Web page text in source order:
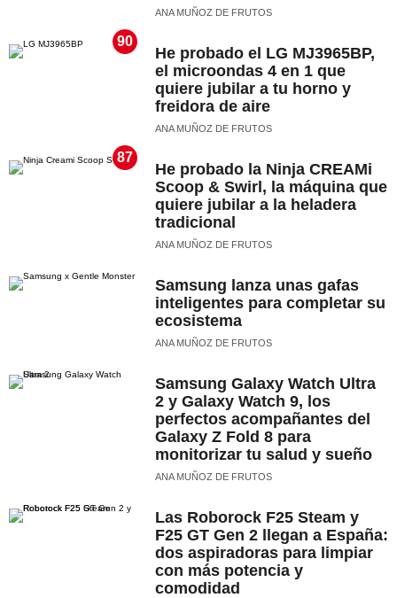
ANA MUÑOZ DE FRUTOS
90
He probado el LG MJ3965BP,
el microondas 4 en 1 que
quiere jubilar a tu horno y
freidora de aire
ANA MUÑOZ DE FRUTOS
87
He probado la Ninja CREAMi
Scoop & Swirl, la máquina que
quiere jubilar a la heladera
tradicional
ANA MUÑOZ DE FRUTOS
Samsung lanza unas gafas
inteligentes para completar su
ecosistema
ANA MUÑOZ DE FRUTOS
Samsung Galaxy Watch Ultra
2 y Galaxy Watch 9, los
perfectos acompañantes del
Galaxy Z Fold 8 para
monitorizar tu salud y sueño
ANA MUÑOZ DE FRUTOS
Las Roborock F25 Steam y
F25 GT Gen 2 llegan a España:
dos aspiradoras para limpiar
con más potencia y
comodidad